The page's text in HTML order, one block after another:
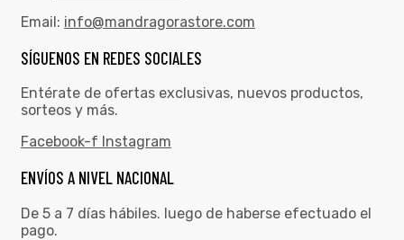
Email: info@mandragorastore.com
SÍGUENOS EN REDES SOCIALES
Entérate de ofertas exclusivas, nuevos productos,
sorteos y más.
Facebook-f Instagram
ENVÍOS A NIVEL NACIONAL
De 5 a 7 días hábiles. luego de haberse efectuado el
pago.